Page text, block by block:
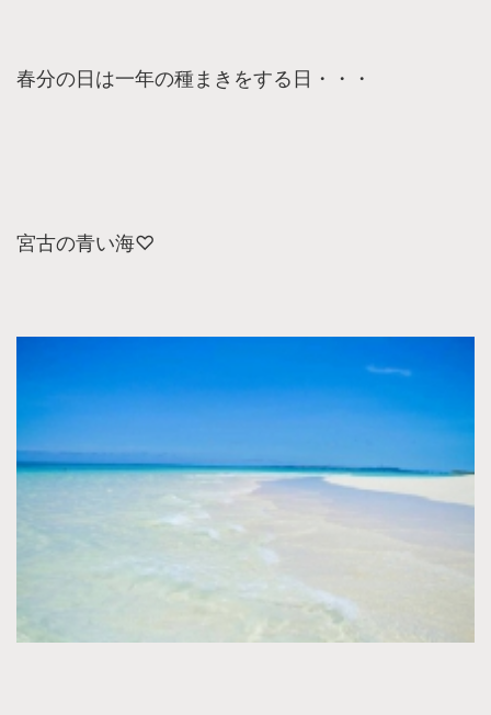
春分の日は一年の種まきをする日・・・
宮古の青い海♡